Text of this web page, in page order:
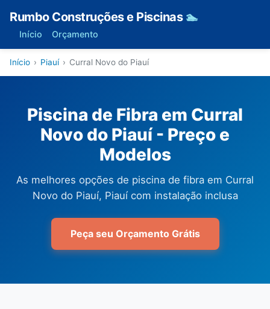
Rumbo Construções e Piscinas 🏊
Início Orçamento
Início › Piauí › Curral Novo do Piauí
Piscina de Fibra em Curral
Novo do Piauí - Preço e
Modelos
As melhores opções de piscina de fibra em Curral
Novo do Piauí, Piauí com instalação inclusa
Peça seu Orçamento Grátis